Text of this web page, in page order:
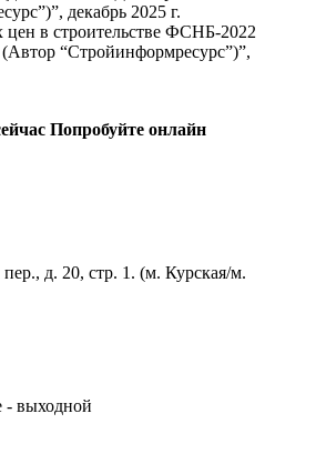
декабрь 2025 г.
цен в строительстве ФСНБ-2022
“Стройинформресурс”)”,
Попробуйте онлайн
д. 20, стр. 1. (м. Курская/м.
- выходной